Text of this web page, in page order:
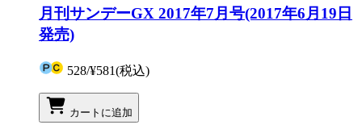
月刊サンデーGX 2017年7月号(2017年6月19日
発売)
528/¥581(税込)
カートに追加